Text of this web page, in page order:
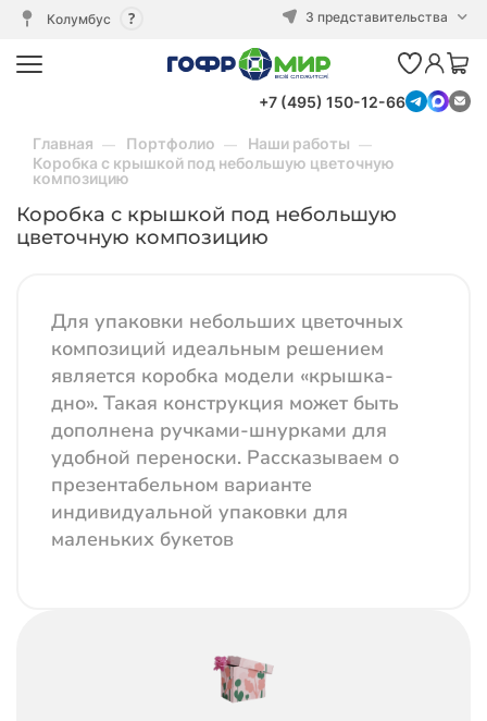
Колумбус 3 представительства
+7 (495) 150-12-66
Главная Портфолио
Наши работы
Коробка с крышкой под небольшую цветочную
композицию
Коробка с крышкой под небольшую
цветочную композицию
Для упаковки небольших цветочных
композиций идеальным решением
является коробка модели «крышка-
дно». Такая конструкция может быть
дополнена ручками-шнурками для
удобной переноски. Рассказываем о
презентабельном варианте
индивидуальной упаковки для
маленьких букетов